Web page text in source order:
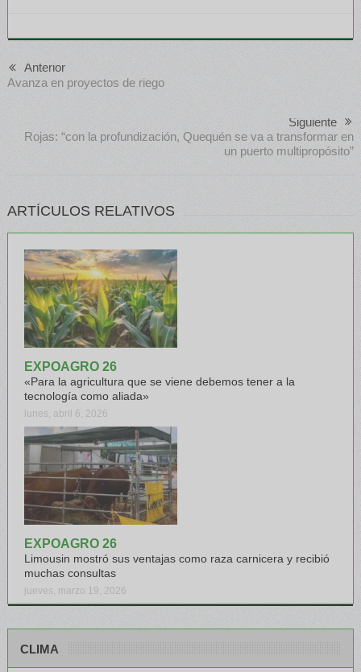
Anterior
Avanza en proyectos de riego
Siguiente
Rojas: “con la profundización, Quequén se va a transformar en
un puerto multipropósito”
ARTÍCULOS RELATIVOS
EXPOAGRO 26
«Para la agricultura que se viene debemos tener a la
tecnología como aliada»
lunes, abril 6, 2026
EXPOAGRO 26
Limousin mostró sus ventajas como raza carnicera y recibió
muchas consultas
jueves, marzo 19, 2026
CLIMA